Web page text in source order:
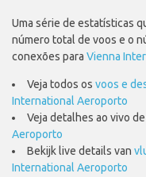
Uma série de estatísticas
número total de voos e o
conexões para Vienna
Veja todos os voos e
International Aeroporto
Veja detalhes ao vivo de
Aeroporto
Bekijk live details van
International Aeroporto